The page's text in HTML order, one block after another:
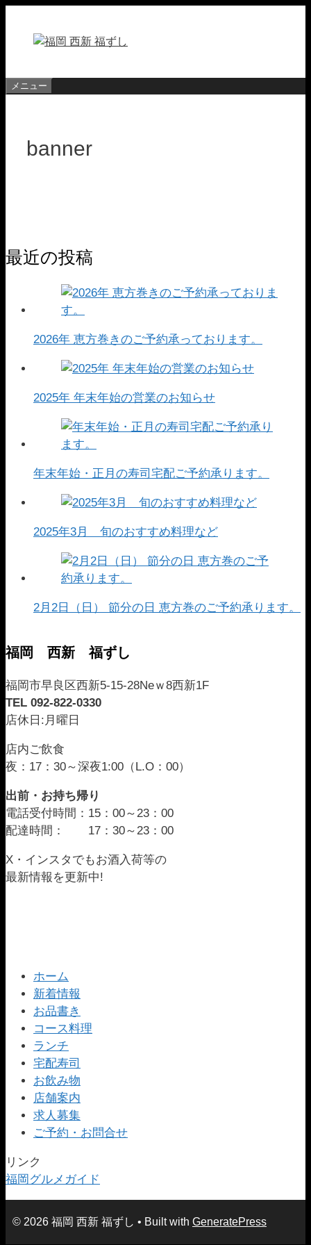
ツ
へ
メニュー
banner
最近の投稿
2026年 恵方巻きのご予約承っております。
2025年 年末年始の営業のお知らせ
年末年始・正月の寿司宅配ご予約承ります。
2025年3月 旬のおすすめ料理など
2月2日（日） 節分の日 恵方巻のご予約承ります。
福岡 西新 福ずし
福岡市早良区西新5-15-28Neｗ8西新1F
TEL 092-822-0330
店休日:月曜日
店内ご飲食
夜：17：30～深夜1:00（L.O：00）
出前・お持ち帰り
電話受付時間：15：00～23：00
配達時間： 17：30～23：00
X・インスタでもお酒入荷等の
最新情報を更新中!
ホーム
新着情報
お品書き
コース料理
ランチ
宅配寿司
お飲み物
店舗案内
求人募集
ご予約・お問合せ
リンク
福岡グルメガイド
© 2026 福岡 西新 福ずし • Built with GeneratePress